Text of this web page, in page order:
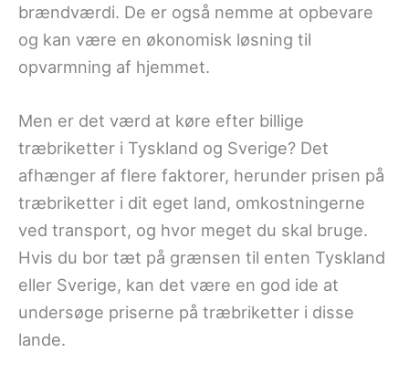
brændværdi. De er også nemme at opbevare
og kan være en økonomisk løsning til
opvarmning af hjemmet.
Men er det værd at køre efter billige
træbriketter i Tyskland og Sverige? Det
afhænger af flere faktorer, herunder prisen på
træbriketter i dit eget land, omkostningerne
ved transport, og hvor meget du skal bruge.
Hvis du bor tæt på grænsen til enten Tyskland
eller Sverige, kan det være en god ide at
undersøge priserne på træbriketter i disse
lande.